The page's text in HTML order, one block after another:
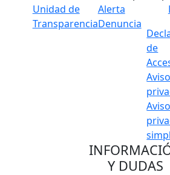
Unidad de
Transparencia
Alerta
Denuncia
de
Y DUDAS